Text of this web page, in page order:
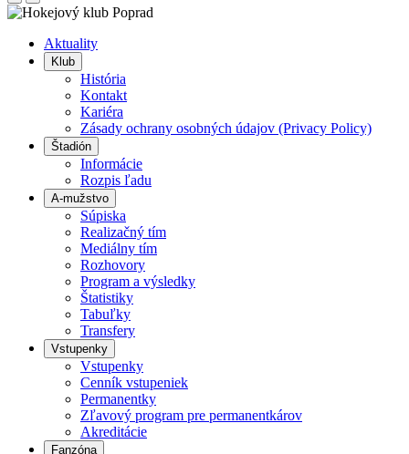
Posunúť
doľava
Posunúť
doprava
Aktuality
Klub
História
Kontakt
Kariéra
Zásady ochrany osobných údajov (Privacy Policy)
Štadión
Informácie
Rozpis ľadu
A-mužstvo
Súpiska
Realizačný tím
Mediálny tím
Rozhovory
Program a výsledky
Štatistiky
Tabuľky
Transfery
Vstupenky
Vstupenky
Cenník vstupeniek
Permanentky
Zľavový program pre permanentkárov
Akreditácie
Fanzóna